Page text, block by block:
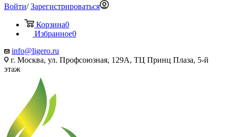
Войти/Зарегистрироваться
Корзина0
Избранное0
info@ligero.ru
г. Москва, ул. Профсоюзная, 129А, ТЦ Принц Плаза, 5-й
этаж